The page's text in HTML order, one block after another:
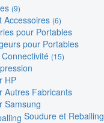
(9)
Accessoires (6)
pour Portables
pour Portables
(15)
HP
Autres Fabricants
Samsung
Soudure et Reballing